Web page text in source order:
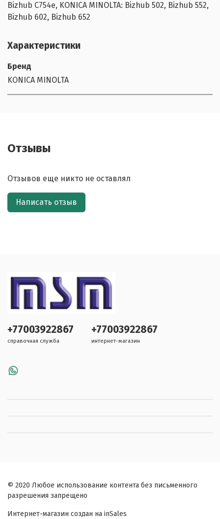
Bizhub C754e, KONICA MINOLTA: Bizhub 502, Bizhub 552,
Bizhub 602, Bizhub 652
Характеристики
Бренд
KONICA MINOLTA
Отзывы
Отзывов еще никто не оставлял
Написать отзыв
+77003922867
справочная служба
+77003922867
интернет-магазин
© 2020 Любое использование контента без письменного
разрешения запрещено
Интернет-магазин создан на inSales